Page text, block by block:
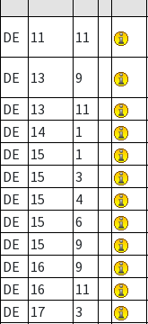
DE 11 11
DE 13 9
DE
13 11
DE
14 1
DE
15 1
DE
15 3
DE
15 4
DE
15 6
DE
15 9
DE
16 9
DE
16 11
DE
17 3